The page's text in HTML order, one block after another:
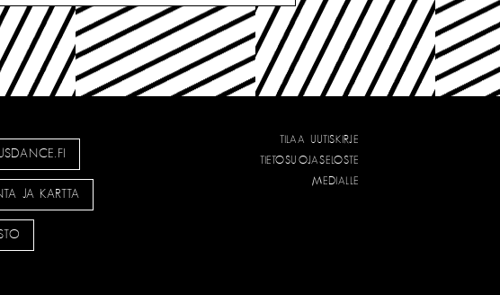
JA KARTTA
TILAA UUTISKIRJE
TIETOSUOJASELOSTE
MEDIALLE